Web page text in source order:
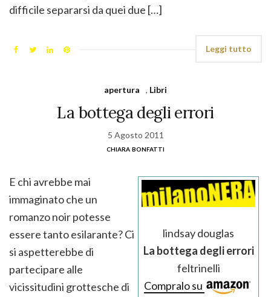
difficile separarsi da quei due […]
Leggi tutto
apertura , Libri
La bottega degli errori
5 Agosto 2011
chiara bonfatti
lindsay douglas
La bottega degli errori
feltrinelli
Compralo su
E chi avrebbe mai
immaginato che un
romanzo noir potesse
essere tanto esilarante? Ci
si aspetterebbe di
partecipare alle
vicissitudini grottesche di